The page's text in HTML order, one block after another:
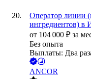
Оператор линии
ингредиентов) в
от 104 000 ₽ за
Без опыта
Выплаты: Два
ANCOR